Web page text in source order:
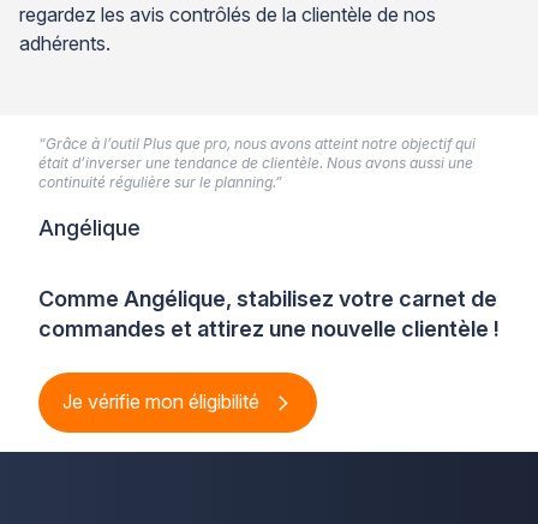
regardez les avis contrôlés de la clientèle de nos
adhérents.
Comme Angélique, stabilisez votre carnet de
commandes et attirez une nouvelle clientèle !
Je vérifie mon éligibilité
“Grâce à l’outil Plus que pro, nous avons atteint notre objectif qui
était d’inverser une tendance de clientèle. Nous avons aussi une
continuité régulière sur le planning.”
Angélique